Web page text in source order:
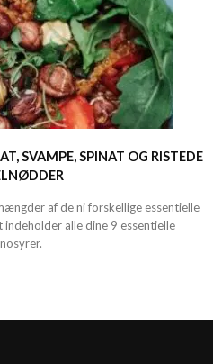
SVAMPE, SPINAT OG RISTEDE
af de ni forskellige essentielle
alle dine 9 essentielle